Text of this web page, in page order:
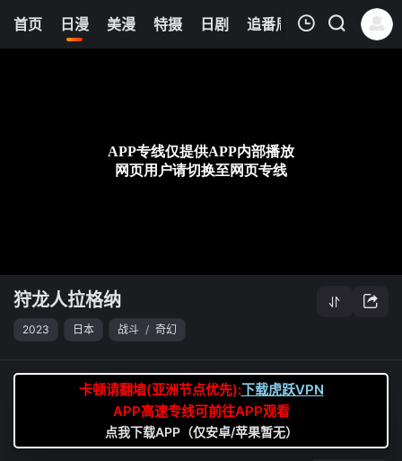
首页 日漫 美漫 特摄 日剧 追番周表 今日更新
0
清空
狩龙人拉格纳
2023 日本 战斗 / 奇幻
卡顿请翻墙(亚洲节点优先):下载虎跃VPN
APP高速专线可前往APP观看
点我下载APP（仅安卓/苹果暂无）